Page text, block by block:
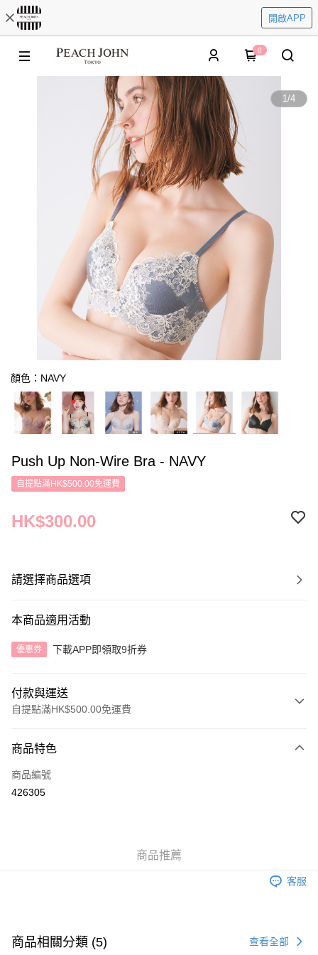
開啟APP
0
1/4
顏色：NAVY
Push Up Non-Wire Bra - NAVY
自提點滿HK$500.00免運費
HK$300.00
請選擇商品選項
本商品適用活動
優惠券 下載APP即領取9折券
付款與運送
自提點滿HK$500.00免運費
信用卡
AlipayHK
每筆HK$40.00，滿HK$500.00或以上免運費
每筆HK$40.00，滿HK$500.00或以上免運費
商品特色
商品編號
426305
商品推薦
客服
商品相關分類 (5) 查看全部